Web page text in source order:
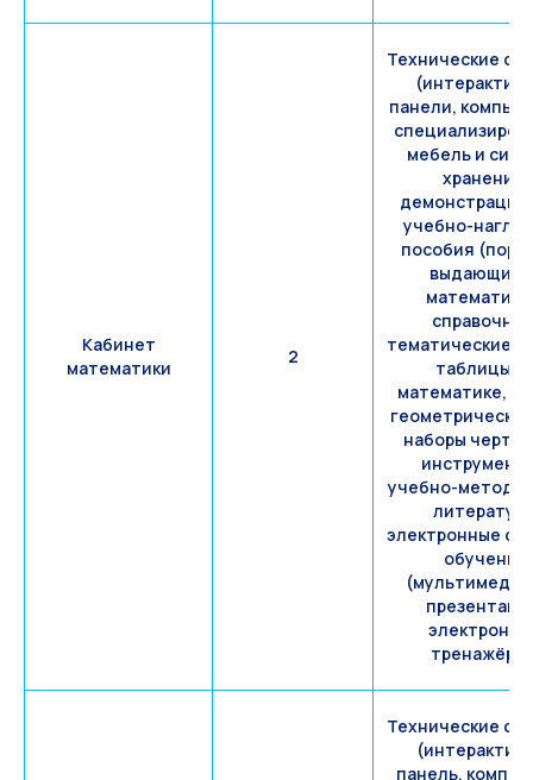
Кабинет
математики
2
Технические
панели,
мебель и
хранения,
учебно-
пособия
тематические
таблицы
математике,
наборы
учебно-
электронные
обучения
Технические
панель,